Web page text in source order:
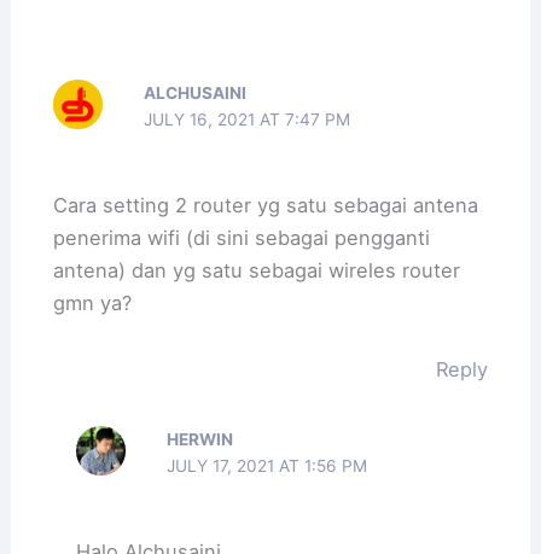
ALCHUSAINI
JULY 16, 2021 AT 7:47 PM
Cara setting 2 router yg satu sebagai antena
penerima wifi (di sini sebagai pengganti
antena) dan yg satu sebagai wireles router
gmn ya?
Reply
HERWIN
JULY 17, 2021 AT 1:56 PM